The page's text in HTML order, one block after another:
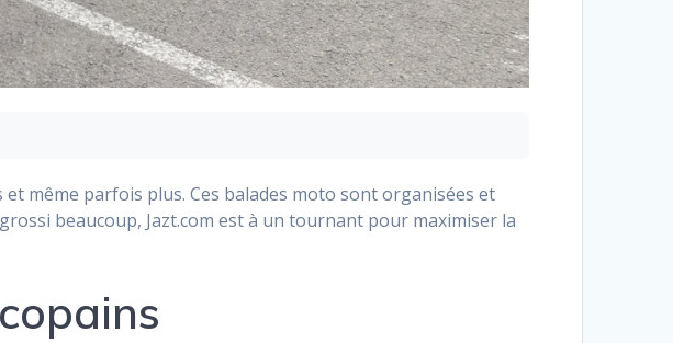
même parfois plus. Ces balades moto sont organisées et
beaucoup, Jazt.com est à un tournant pour maximiser la